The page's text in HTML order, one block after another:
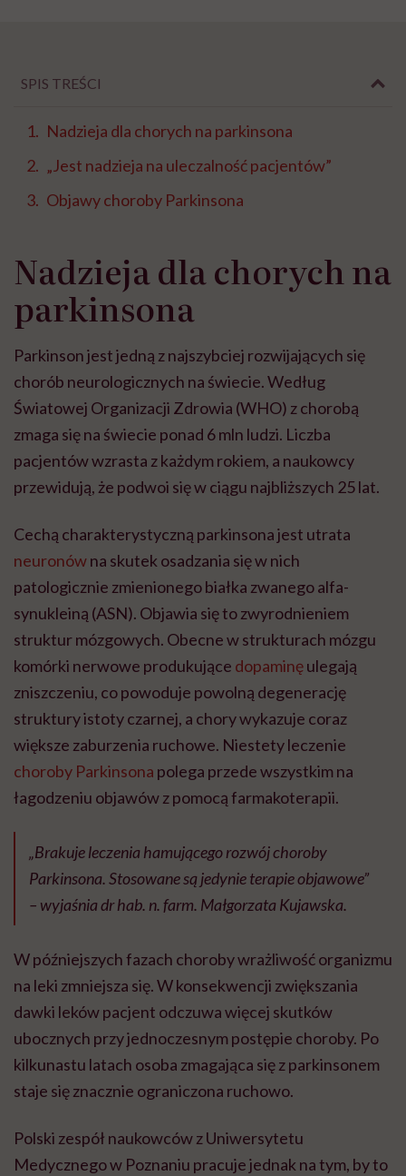
SPIS TREŚCI
Nadzieja dla chorych na parkinsona
„Jest nadzieja na uleczalność pacjentów”
Objawy choroby Parkinsona
Nadzieja dla chorych na
parkinsona
Parkinson jest jedną z najszybciej rozwijających się
chorób neurologicznych na świecie. Według
Światowej Organizacji Zdrowia (WHO) z chorobą
zmaga się na świecie ponad 6 mln ludzi. Liczba
pacjentów wzrasta z każdym rokiem, a naukowcy
przewidują, że podwoi się w ciągu najbliższych 25 lat.
Cechą charakterystyczną parkinsona jest utrata
neuronówna skutek osadzania się w nich
patologicznie zmienionego białka zwanego alfa-
synukleiną (ASN). Objawia się to zwyrodnieniem
struktur mózgowych. Obecne w strukturach mózgu
komórki nerwowe produkujące dopaminęulegają
zniszczeniu, co powoduje powolną degenerację
struktury istoty czarnej, a chory wykazuje coraz
większe zaburzenia ruchowe. Niestety leczenie
choroby Parkinsona polega przede wszystkim na
łagodzeniu objawów z pomocą farmakoterapii.
„Brakuje leczenia hamującego rozwój choroby
Parkinsona. Stosowane są jedynie terapie objawowe”
– wyjaśnia dr hab. n. farm. Małgorzata Kujawska.
W późniejszych fazach choroby wrażliwość organizmu
na leki zmniejsza się. W konsekwencji zwiększania
dawki leków pacjent odczuwa więcej skutków
ubocznych przy jednoczesnym postępie choroby. Po
kilkunastu latach osoba zmagająca się z parkinsonem
staje się znacznie ograniczona ruchowo.
Polski zespół naukowców z Uniwersytetu
Medycznego w Poznaniu pracuje jednak na tym, by to